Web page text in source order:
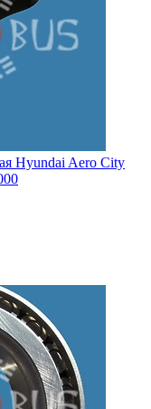
Hyundai Aero City